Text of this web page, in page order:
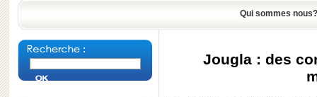
Qui sommes nous?
Jougla : des